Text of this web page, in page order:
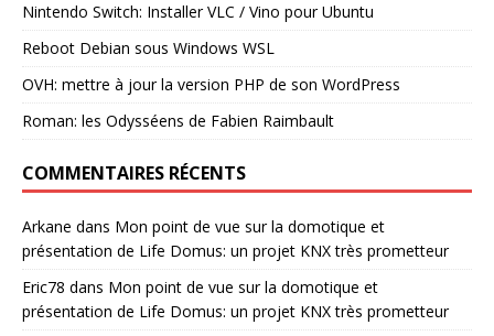
Nintendo Switch: Installer VLC / Vino pour Ubuntu
Reboot Debian sous Windows WSL
OVH: mettre à jour la version PHP de son WordPress
Roman: les Odysséens de Fabien Raimbault
COMMENTAIRES RÉCENTS
Arkane dans Mon point de vue sur la domotique et
présentation de Life Domus: un projet KNX très prometteur
Eric78 dans Mon point de vue sur la domotique et
présentation de Life Domus: un projet KNX très prometteur